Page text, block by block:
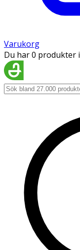
Varukorg
Du har 0 produkter